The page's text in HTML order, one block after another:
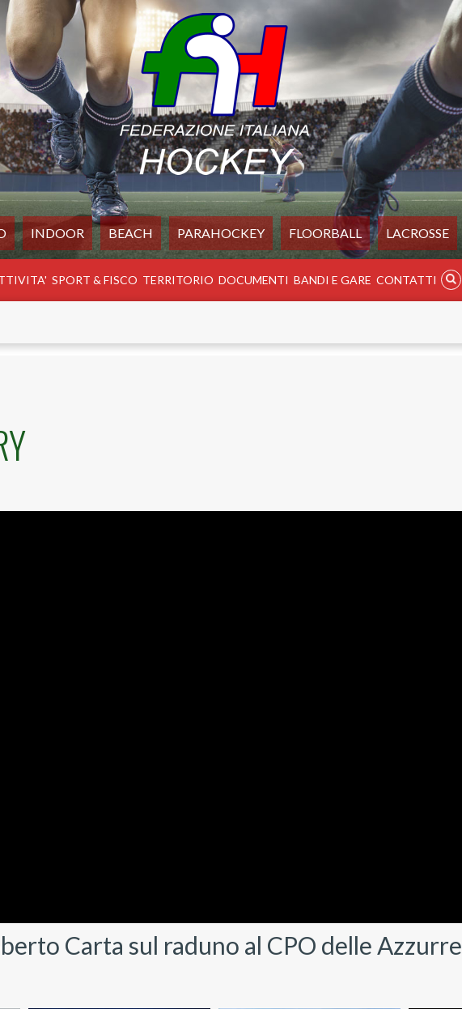
INDOOR BEACH PARAHOCKEY FLOORBALL LACROSSE
SPORT & FISCO TERRITORIO DOCUMENTI BANDI E GARE CONTATTI
Carta sul raduno al CPO delle Azzurre